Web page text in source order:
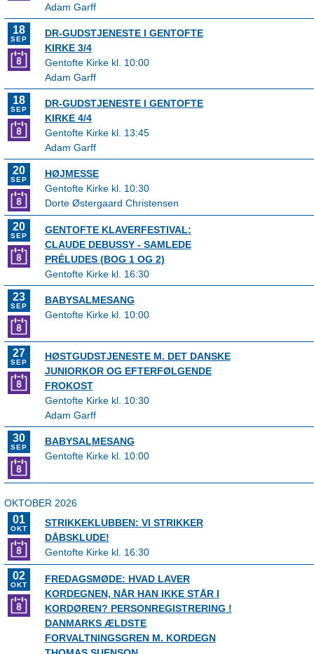
Adam Garff
18
SEP
DR-GUDSTJENESTE I GENTOFTE
KIRKE 3/4
Gentofte Kirke kl. 10:00
Adam Garff
18
SEP
DR-GUDSTJENESTE I GENTOFTE
KIRKE 4/4
Gentofte Kirke kl. 13:45
Adam Garff
20
SEP
HØJMESSE
Gentofte Kirke kl. 10:30
Dorte Østergaard Christensen
20
SEP
GENTOFTE KLAVERFESTIVAL:
CLAUDE DEBUSSY - SAMLEDE
PRÉLUDES (BOG 1 OG 2)
Gentofte Kirke kl. 16:30
23
SEP
BABYSALMESANG
Gentofte Kirke kl. 10:00
27
SEP
HØSTGUDSTJENESTE M. DET DANSKE
JUNIORKOR OG EFTERFØLGENDE
FROKOST
Gentofte Kirke kl. 10:30
Adam Garff
30
SEP
BABYSALMESANG
Gentofte Kirke kl. 10:00
OKTOBER 2026
01
OKT
STRIKKEKLUBBEN: VI STRIKKER
DÅBSKLUDE!
Gentofte Kirke kl. 16:30
02
OKT
FREDAGSMØDE: HVAD LAVER
KORDEGNEN, NÅR HAN IKKE STÅR I
KORDØREN? PERSONREGISTRERING !
DANMARKS ÆLDSTE
FORVALTNINGSGREN M. KORDEGN